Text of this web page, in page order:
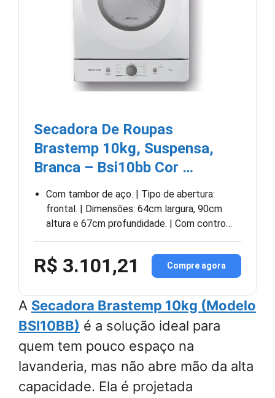
Secadora De Roupas
Brastemp 10kg, Suspensa,
Branca – Bsi10bb Cor …
Com tambor de aço. | Tipo de abertura:
frontal. | Dimensões: 64cm largura, 90cm
altura e 67cm profundidade. | Com contro…
R$ 3.101,21 Compre agora
A Secadora Brastemp 10kg (Modelo
BSI10BB) é a solução ideal para
quem tem pouco espaço na
lavanderia, mas não abre mão da alta
capacidade. Ela é projetada